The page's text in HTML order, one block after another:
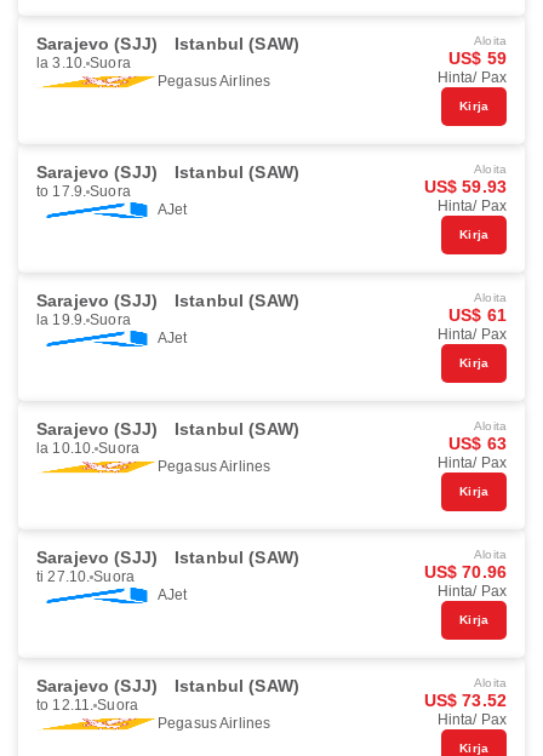
Sarajevo (SJJ) Istanbul (SAW)
la 3.10. Suora
Pegasus Airlines
Aloita
US$ 59
Hinta/ Pax
Kirja
Sarajevo (SJJ) Istanbul (SAW)
to 17.9. Suora
AJet
Aloita
US$ 59.93
Hinta/ Pax
Kirja
Sarajevo (SJJ) Istanbul (SAW)
la 19.9. Suora
AJet
Aloita
US$ 61
Hinta/ Pax
Kirja
Sarajevo (SJJ) Istanbul (SAW)
la 10.10. Suora
Pegasus Airlines
Aloita
US$ 63
Hinta/ Pax
Kirja
Sarajevo (SJJ) Istanbul (SAW)
ti 27.10. Suora
AJet
Aloita
US$ 70.96
Hinta/ Pax
Kirja
Sarajevo (SJJ) Istanbul (SAW)
to 12.11. Suora
Pegasus Airlines
Aloita
US$ 73.52
Hinta/ Pax
Kirja